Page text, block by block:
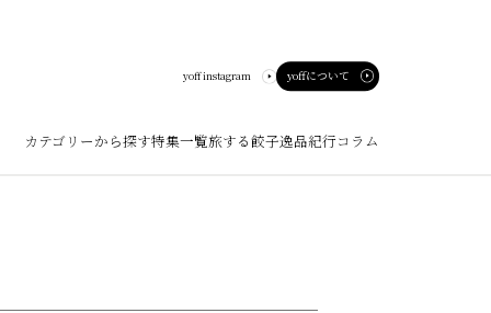
yoff instagram yoffについて
カテゴリーから探す特集一覧旅する餃子逸品紀行コラム